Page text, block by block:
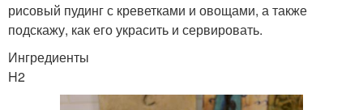
рисовый пудинг с креветками и овощами, а также
подскажу, как его украсить и сервировать.
Ингредиенты
H2